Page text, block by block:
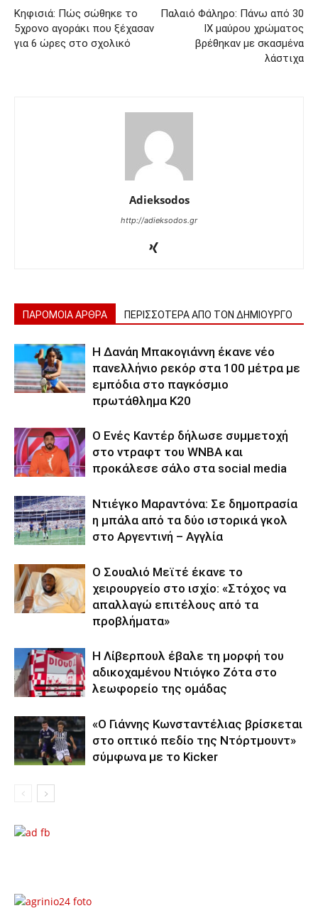
Κηφισιά: Πώς σώθηκε το
5χρονο αγοράκι που ξέχασαν
για 6 ώρες στο σχολικό
Παλαιό Φάληρο: Πάνω από 30
ΙΧ μαύρου χρώματος
βρέθηκαν με σκασμένα
λάστιχα
Adieksodos
http://adieksodos.gr
ΠΑΡΟΜΟΙΑ ΑΡΘΡΑ ΠΕΡΙΣΣΟΤΕΡΑ ΑΠΟ ΤΟΝ ΔΗΜΙΟΥΡΓΟ
Η Δανάη Μπακογιάννη έκανε νέο
πανελλήνιο ρεκόρ στα 100 μέτρα με
εμπόδια στο παγκόσμιο
πρωτάθλημα Κ20
Ο Ενές Καντέρ δήλωσε συμμετοχή
στο ντραφτ του WNBA και
προκάλεσε σάλο στα social media
Ντιέγκο Μαραντόνα: Σε δημοπρασία
η μπάλα από τα δύο ιστορικά γκολ
στο Αργεντινή – Αγγλία
Ο Σουαλιό Μεϊτέ έκανε το
χειρουργείο στο ισχίο: «Στόχος να
απαλλαγώ επιτέλους από τα
προβλήματα»
Η Λίβερπουλ έβαλε τη μορφή του
αδικοχαμένου Ντιόγκο Ζότα στο
λεωφορείο της ομάδας
«Ο Γιάννης Κωνσταντέλιας βρίσκεται
στο οπτικό πεδίο της Ντόρτμουντ»
σύμφωνα με το Kicker